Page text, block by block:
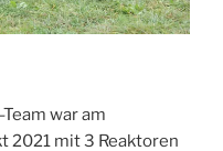
war am
2021 mit 3 Reaktoren